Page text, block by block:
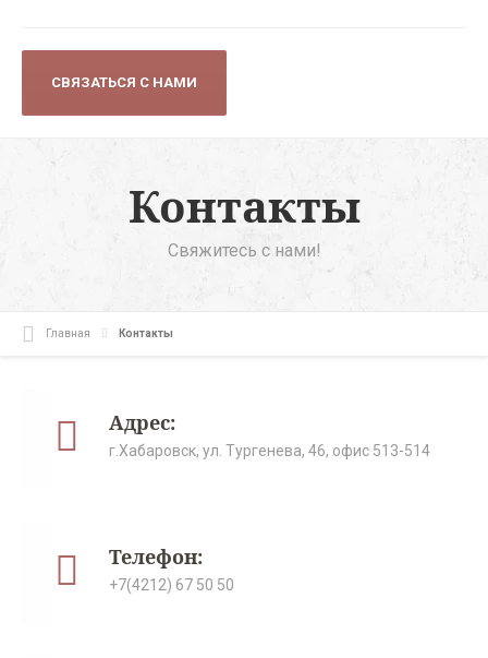
СВЯЗАТЬСЯ С НАМИ
Контакты
Свяжитесь с нами!
Главная Контакты
Адрес:
г.Хабаровск, ул. Тургенева, 46, офис 513-514
Телефон:
+7(4212) 67 50 50